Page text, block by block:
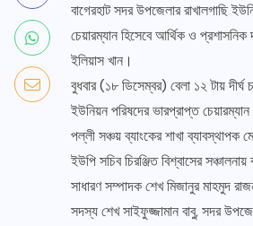
বাগেরহাট সদর উপজেলার রাখালগাছি
চেয়ারম্যান হিসেবে আর্থিক ও
ইলিয়াস খান।
বুধবার (১৮ ডিসেম্বর) বেলা ১২ টায়
ইউনিয়ন পরিষদের ভারপ্রাপ্ত
পল্লী সঞ্চয় ব্যাংকের শাখা ব্যাবস্থাপক
ইউপি সচিব চিরঞ্জিত বিশ্বাসের
সাধারণ সম্পাদক শেখ মিজানুর মাহমুদ
সদস্য শেখ সাইফুজ্জামান বাবু, সদর